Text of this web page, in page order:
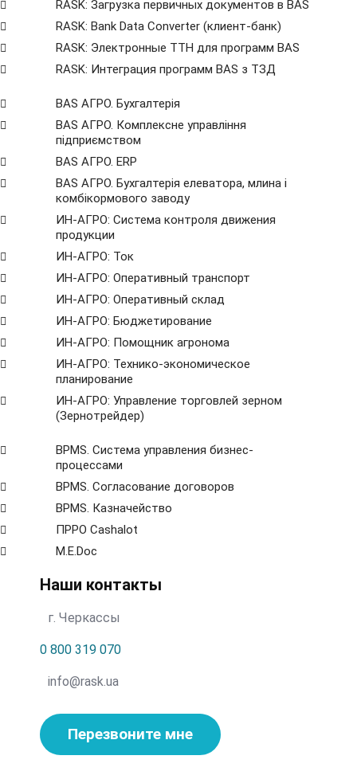
RASK: Загрузка первичных документов в BAS
RASK: Bank Data Сonverter (клиент-банк)
RASK: Электронные ТТН для программ BAS
RASK: Интеграция программ BAS з ТЗД
BAS АГРО. Бухгалтерія
BAS АГРО. Комплексне управління
підприємством
BAS АГРО. ERP
BAS АГРО. Бухгалтерія елеватора, млина і
комбікормового заводу
ИН-АГРО: Система контроля движения
продукции
ИН-АГРО: Ток
ИН-АГРО: Оперативный транспорт
ИН-АГРО: Оперативный склад
ИН-АГРО: Бюджетирование
ИН-АГРО: Помощник агронома
ИН-АГРО: Технико-экономическое
планирование
ИН-АГРО: Управление торговлей зерном
(Зернотрейдер)
ВРМS. Система управления бизнес-
процессами
BPMS. Согласование договоров
BPМS. Казначейство
ПРРО Cashalot
M.E.Doc
Наши контакты
г. Черкассы
0 800 319 070
info@rask.ua
Перезвоните мне